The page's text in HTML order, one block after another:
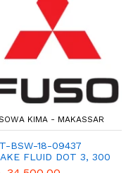
KIMA - MAKASSAR
BSW-18-09437
FLUID DOT 3, 300